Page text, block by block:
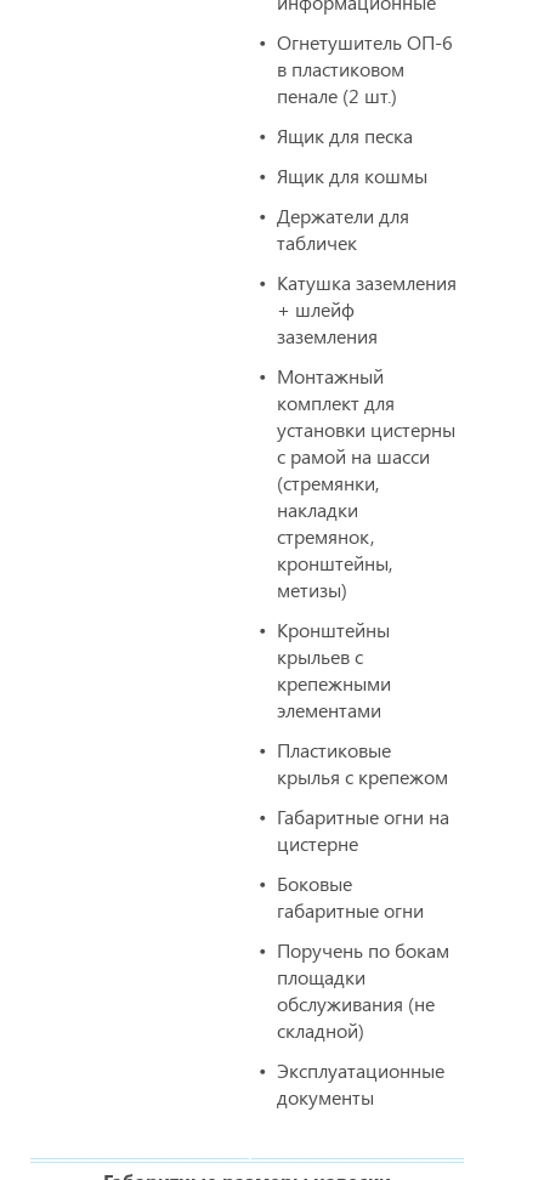
Огнетушитель ОП-6
в пластиковом
пенале (2 шт.)
Ящик для песка
Ящик для кошмы
Держатели для
табличек
Катушка заземления
+ шлейф
заземления
Монтажный
комплект для
установки цистерны
с рамой на шасси
(стремянки,
накладки
стремянок,
кронштейны,
метизы)
Кронштейны
крыльев с
крепежными
элементами
Пластиковые
крылья с крепежом
Габаритные огни на
цистерне
Боковые
габаритные огни
Поручень по бокам
площадки
обслуживания (не
складной)
Эксплуатационные
документы